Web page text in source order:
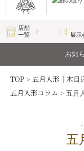
店舗
一覧
展示
お知
TOP > 五月人形｜木目
五月人形コラム > 五月
五